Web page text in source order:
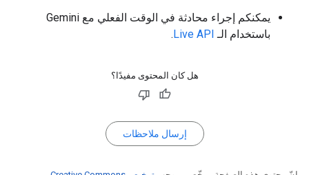
يمكنكم إجراء محادثة في الوقت الفعلي مع Gemini
باستخدام الـ Live API
.
هل كان المحتوى مفيدًا؟
إرسال ملاحظات